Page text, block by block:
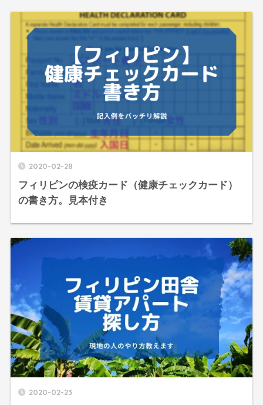
2020-02-28
フィリピンの検疫カード（健康チェックカード）
の書き方。見本付き
2020-02-23